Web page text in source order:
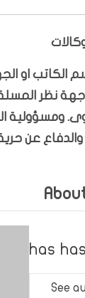
الكاتب او
وجهة نظر
والدفاع عن
has has
See